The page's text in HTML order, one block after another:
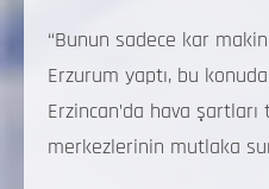
“Bunun sadece kar
Erzurum yaptı, bu
Erzincan’da hava
merkezlerinin mutlaka